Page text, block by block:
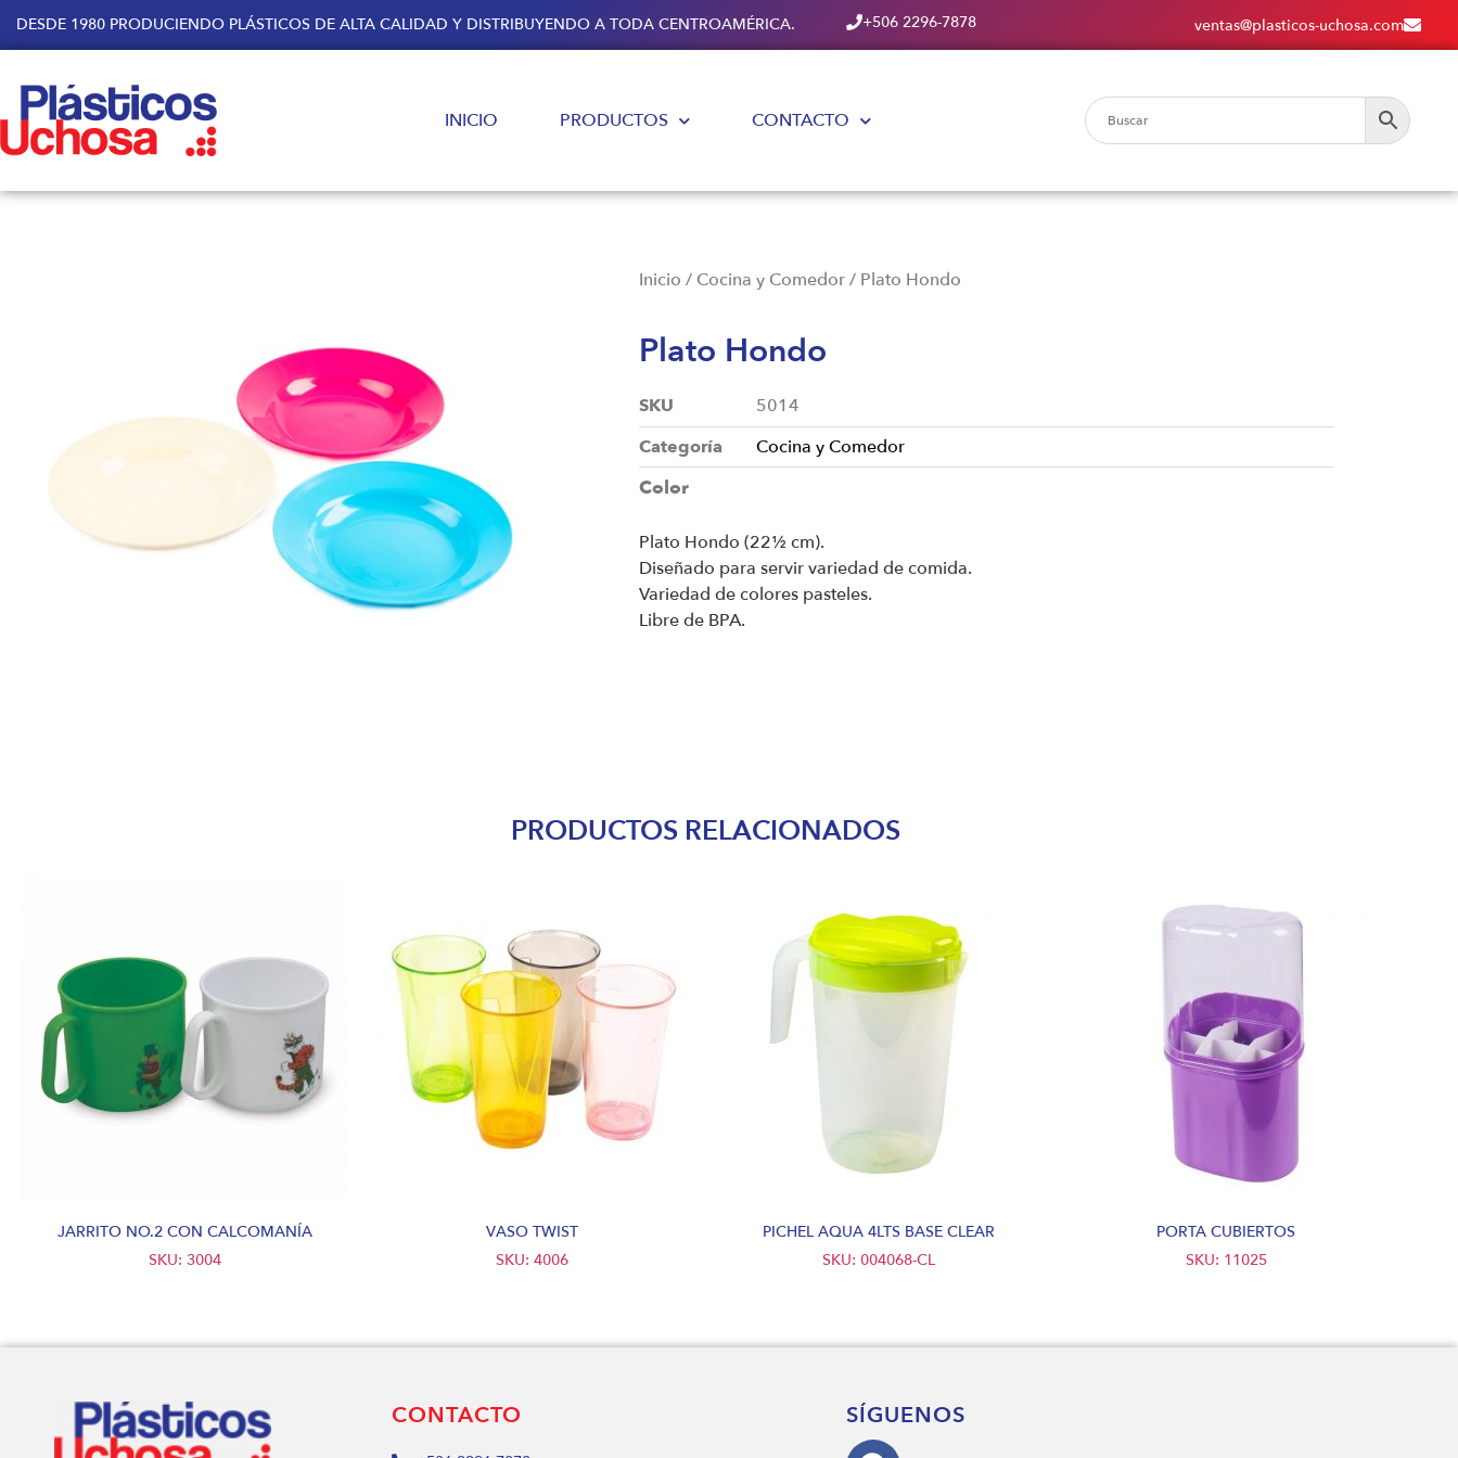
DESDE 1980 PRODUCIENDO PLÁSTICOS DE ALTA CALIDAD Y DISTRIBUYENDO A TODA CENTROAMÉRICA. +506 2296-7878 ventas@plasticos-uchosa.com
INICIO PRODUCTOS CONTACTO
Inicio /Cocina y Comedor/ Plato Hondo
Plato Hondo
SKU
5014
Categoría
Cocina y Comedor
Color
Plato Hondo (22½ cm).
Diseñado para servir variedad de comida.
Variedad de colores pasteles.
Libre de BPA.
PRODUCTOS RELACIONADOS
JARRITO NO.2 CON CALCOMANÍA
SKU: 3004
VASO TWIST
SKU: 4006
PICHEL AQUA 4LTS BASE CLEAR
SKU: 004068-CL
PORTA CUBIERTOS
SKU: 11025
CONTACTO SÍGUENOS